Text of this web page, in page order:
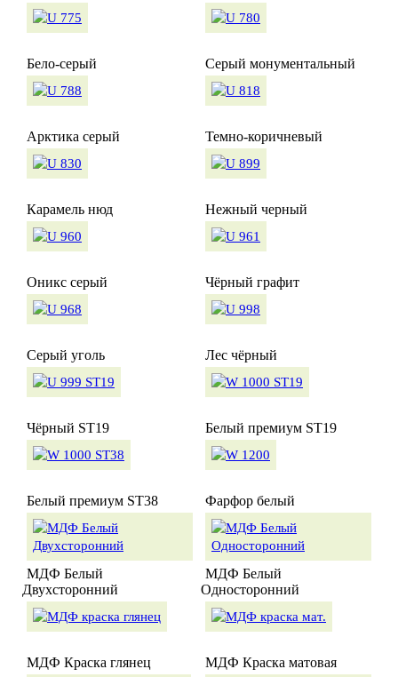
Бело-серый Серый монументальный
Арктика серый Темно-коричневый
Карамель нюд Нежный черный
Оникс серый Чёрный графит
Серый уголь Лес чёрный
Чёрный ST19 Белый премиум ST19
Белый премиум ST38 Фарфор белый
МДФ Белый
Двухсторонний
МДФ Белый
Односторонний
МДФ Краска глянец МДФ Краска матовая